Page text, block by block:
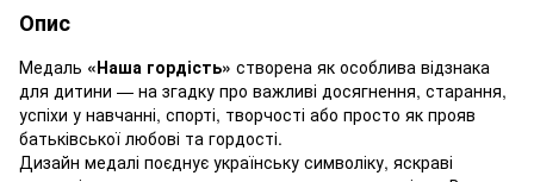
Опис
Медаль «Наша гордість» створена як особлива відзнака
для дитини — на згадку про важливі досягнення, старання,
успіхи у навчанні, спорті, творчості або просто як прояв
батьківської любові та гордості.
Дизайн медалі поєднує українську символіку, яскраві